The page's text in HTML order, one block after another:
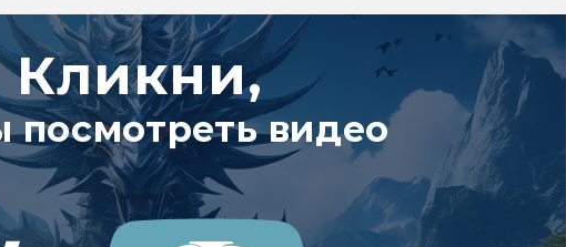
Кликни,
посмотреть видео